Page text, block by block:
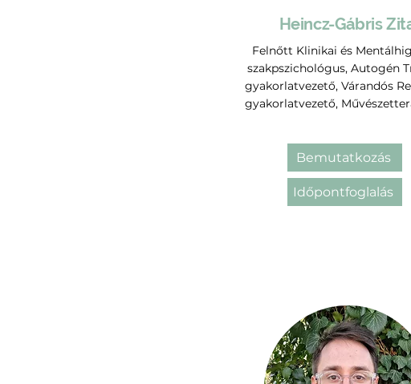
Heincz-Gábris
Felnőtt Klinikai és
szakpszichológus, Autogén
gyakorlatvezető, Várandós
gyakorlatvezető,
Bemutatkozás
Időpontfoglalás